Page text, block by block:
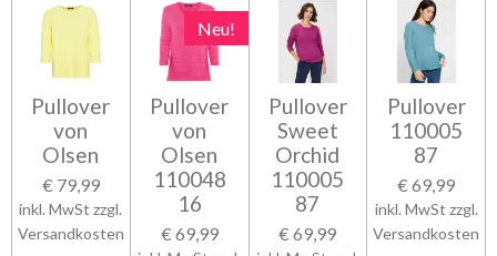
Pullover
von
Olsen
€ 79,99
inkl. MwSt zzgl.
Versandkosten
Neu!
Pullover
von
Olsen
110048
16
€ 69,99
Pullover
Sweet
Orchid
110005
87
€ 69,99
Pullover
110005
87
€ 69,99
inkl. MwSt zzgl.
Versandkosten